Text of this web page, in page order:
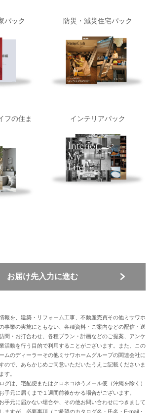
パック 防災・減災住宅パック
フの住ま
インテリアパック
お届け先入力に進む
報を、建築・リフォーム工事、不動産売買その他ミサワホ
事業の実施にともない、各種資料・ご案内などの配信・送
問・お打合わせ、各種プラン・計画などのご提案、アンケ
活動を行う目的で利用することがございます。また、この
ムのディーラーその他ミサワホームグループの関連会社に
ので、あらかじめご同意いただいたうえご記載くださいま
す。
は、宅配便またはクロネコゆうメール便（沖縄を除く）
手元に届くまで１週間前後かかる場合がございます。
手元に届かない場合や、その他お問い合わせにつきまして
ますが、必要事項（ご希望のカタログ名・氏名・E-mail・